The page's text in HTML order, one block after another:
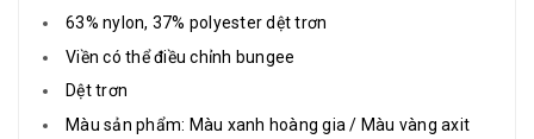
63% nylon, 37% polyester dệt trơn
Viền có thể điều chỉnh bungee
Dệt trơn
Màu sản phẩm: Màu xanh hoàng gia / Màu vàng axit